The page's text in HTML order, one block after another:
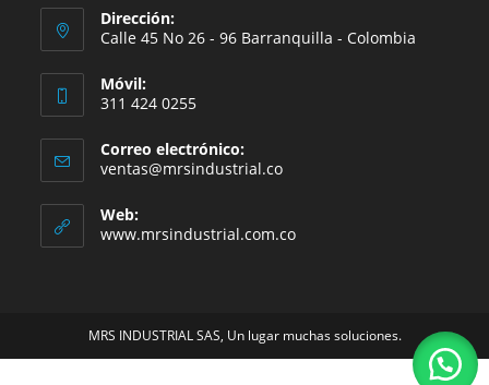
Dirección:
Calle 45 No 26 - 96 Barranquilla - Colombia
Móvil:
311 424 0255
Correo electrónico:
ventas@mrsindustrial.coSe
tu
aplicación
Web:
www.mrsindustrial.com.co
MRS INDUSTRIAL SAS, Un lugar muchas soluciones.